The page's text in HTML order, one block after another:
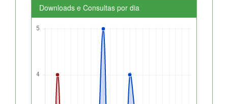
Downloads e Consultas por dia